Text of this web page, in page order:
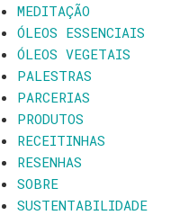
MEDITAÇÃO
ÓLEOS ESSENCIAIS
ÓLEOS VEGETAIS
PALESTRAS
PARCERIAS
PRODUTOS
RECEITINHAS
RESENHAS
SOBRE
SUSTENTABILIDADE